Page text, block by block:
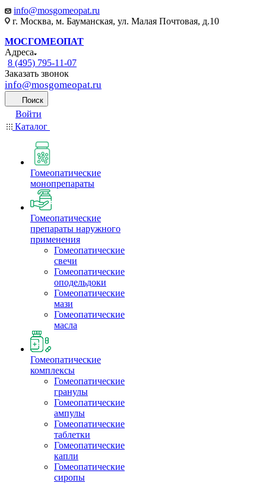
info@mosgomeopat.ru
г. Москва, м. Бауманская, ул. Малая Почтовая, д.10
МОСГОМЕОПАТ
Адреса
8 (495) 795-11-07
Заказать звонок
info@mosgomeopat.ru
Поиск
Войти
Каталог
Гомеопатические
монопрепараты
Гомеопатические
препараты наружного
применения
Гомеопатические
свечи
Гомеопатические
оподельдоки
Гомеопатические
мази
Гомеопатические
масла
Гомеопатические
комплексы
Гомеопатические
гранулы
Гомеопатические
ампулы
Гомеопатические
таблетки
Гомеопатические
капли
Гомеопатические
сиропы